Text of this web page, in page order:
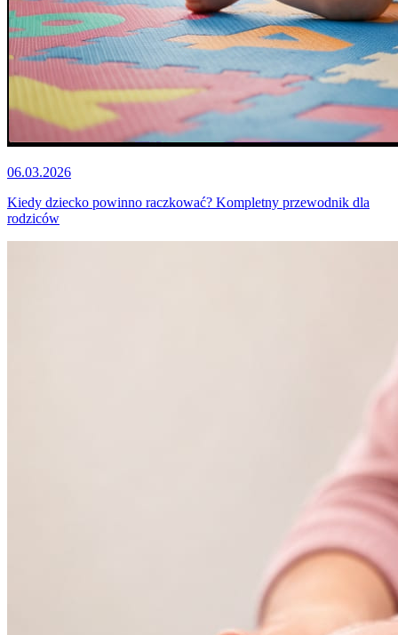
06.03.2026
Kiedy dziecko powinno raczkować? Kompletny przewodnik dla
rodziców